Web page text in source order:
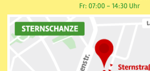
Fr: 07:00 - 14:30 Uhr